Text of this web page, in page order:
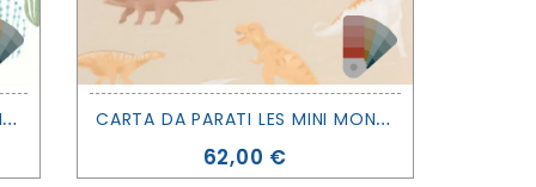
C
ARTA DA PARATI LES MINI MONDES - LES FONDS MARINS - CASELIO C
ARTA DA PARATI LES MINI MONDES - JURASSIQUE - CASELIO
Prezzo
62,00 €